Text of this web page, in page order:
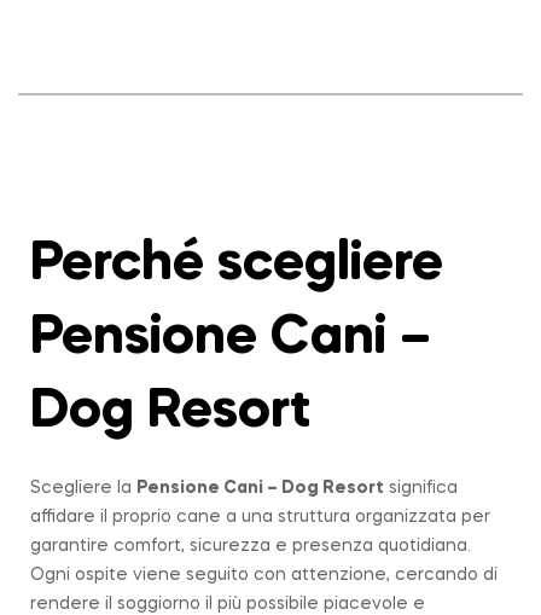
Perché scegliere
Pensione Cani –
Dog Resort
Scegliere la Pensione Cani – Dog Resort significa
affidare il proprio cane a una struttura organizzata per
garantire comfort, sicurezza e presenza quotidiana.
Ogni ospite viene seguito con attenzione, cercando di
rendere il soggiorno il più possibile piacevole e